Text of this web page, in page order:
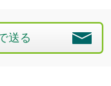
送る